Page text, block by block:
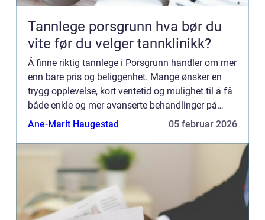
Tannlege porsgrunn hva bør du
vite før du velger tannklinikk?
Å finne riktig tannlege i Porsgrunn handler om mer
enn bare pris og beliggenhet. Mange ønsker en
trygg opplevelse, kort ventetid og mulighet til å få
både enkle og mer avanserte behandlinger på
samme sted. Samtidig øker forventningene til
Ane-Marit Haugestad 05 februar 2026